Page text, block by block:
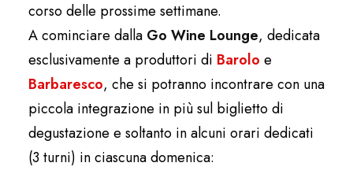
corso delle prossime settimane.
A cominciare dalla Go Wine Lounge, dedicata
esclusivamente a produttori di Barolo e
Barbaresco, che si potranno incontrare con una
piccola integrazione in più sul biglietto di
degustazione e soltanto in alcuni orari dedicati
(3 turni) in ciascuna domenica: